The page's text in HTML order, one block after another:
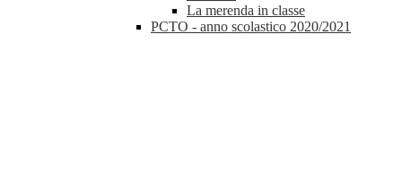
La merenda in classe
PCTO - anno scolastico 2020/2021